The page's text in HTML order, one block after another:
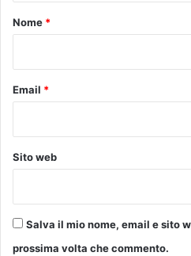
o
Nome *
Email *
Sito web
Salva il mio nome, email e sito
prossima volta che commento.